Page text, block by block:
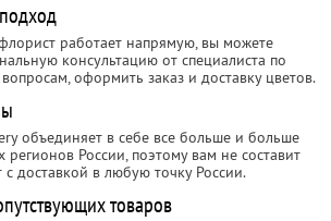
работает напрямую, вы можете
консультацию от специалиста по
оформить заказ и доставку цветов.
объединяет в себе все больше и больше
России, поэтому вам не составит
с доставкой в любую точку России.
товаров